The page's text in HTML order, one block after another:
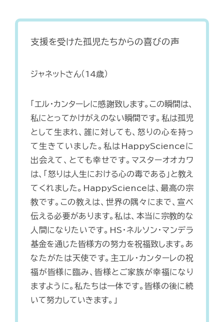
支援を受けた孤児たちからの喜びの声
ジャネットさん（14歳）
「エル・カンターレに感謝致します。この瞬間は、
私にとってかけがえのない瞬間です。私は孤児
として生まれ、誰に対しても、怒りの心を持っ
て生きていました。私はHappyScienceに
出会えて、とても幸せです。マスターオオカワ
は、「怒りは人生における心の毒である」と教え
てくれました。HappyScienceは、最高の宗
教です。この教えは、世界の隅々にまで、宣べ
伝える必要があります。私は、本当に宗教的な
人間になりたいです。HS・ネルソン・マンデラ
基金を通じた皆様方の努力を祝福致します。あ
なたがたは天使です。主エル・カンターレの祝
福が皆様に臨み、皆様とご家族が幸福になり
ますように。私たちは一体です。皆様の後に続
いて努力していきます。」